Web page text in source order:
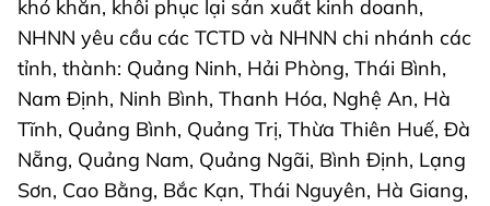
khó khăn, khôi phục lại sản xuất kinh doanh,
NHNN yêu cầu các TCTD và NHNN chi nhánh các
tỉnh, thành: Quảng Ninh, Hải Phòng, Thái Bình,
Nam Định, Ninh Bình, Thanh Hóa, Nghệ An, Hà
Tĩnh, Quảng Bình, Quảng Trị, Thừa Thiên Huế, Đà
Nẵng, Quảng Nam, Quảng Ngãi, Bình Định, Lạng
Sơn, Cao Bằng, Bắc Kạn, Thái Nguyên, Hà Giang,